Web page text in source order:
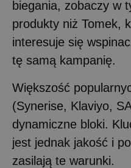
biegania, zobaczy w
produkty niż Tomek,
interesuje się
tę samą kampanię.
Większość
(Synerise, Klaviyo,
dynamiczne bloki.
jest jednak jakość i
zasilają te warunki.